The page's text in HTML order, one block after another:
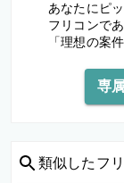
あなたにピ
フリコンで
「理想の案
専
類似した フ